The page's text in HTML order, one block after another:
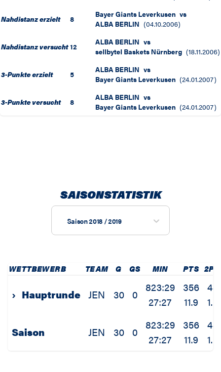
Nahdistanz erzielt 8 Bayer Giants Leverkusen vs
ALBA BERLIN (04.10.2006)
Nahdistanz versucht 12 ALBA BERLIN vs
sellbytel Baskets Nürnberg (18.11.2006)
3-Punkte erzielt 5 ALBA BERLIN vs
Bayer Giants Leverkusen (24.01.2007)
3-Punkte versucht 8 ALBA BERLIN vs
Bayer Giants Leverkusen (24.01.2007)
SAISONSTATISTIK
Saison 2018 / 2019
WETTBEWERB TEAM G GS MIN PTS 2PM
› Hauptrunde JEN 30 0
823:29
27:27
356
11.9
44
1.5
Saison JEN 30 0
823:29
27:27
356
11.9
44
1.5